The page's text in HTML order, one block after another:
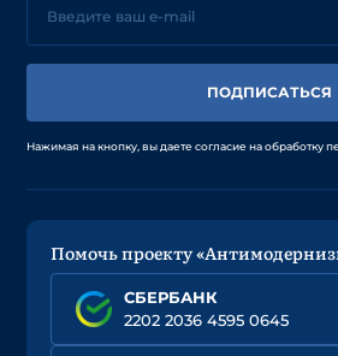
ПОДПИСАТЬСЯ
Нажимая на кнопку, вы даете согласие на обработку
Помочь проекту
СБЕРБАНК
2202 2036 4595 0645